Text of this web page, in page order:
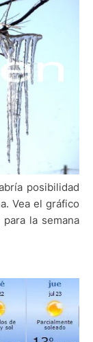
posibilidad
Vea el gráfico
la semana